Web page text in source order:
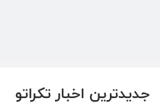
جدیدترین اخبار تکراتو